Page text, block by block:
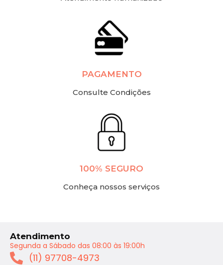
PAGAMENTO
Consulte Condições
100% SEGURO
Conheça nossos serviços
Atendimento
Segunda a Sábado das 08:00 às 19:00h
(11) 97708-4973